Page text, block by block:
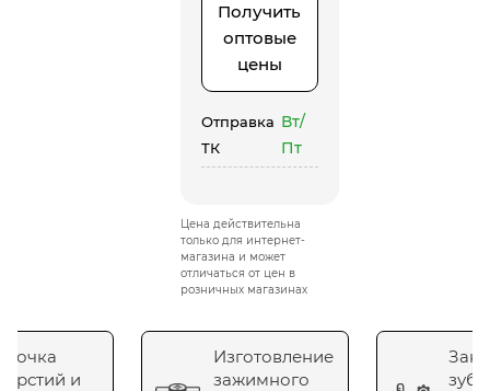
Получить
оптовые
цены
Отправка
ТК
Вт/
Пт
Цена действительна
только для интернет-
магазина и может
отличаться от цен в
розничных магазинах
и
Изготовление
зажимного